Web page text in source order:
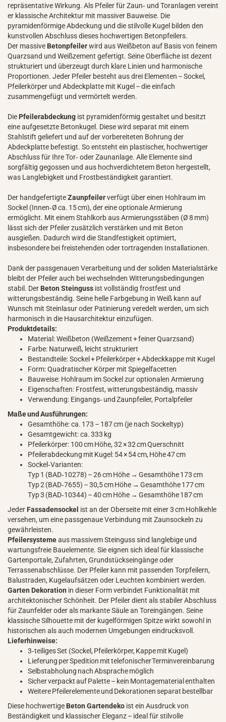
repräsentative Wirkung. Als Pfeiler für Zaun‑ und Toranlagen vereint
er klassische Architektur mit massiver Bauweise. Die
pyramidenförmige Abdeckung und die stilvolle Kugel bilden den
kunstvollen Abschluss dieses hochwertigen Betonpfeilers.
Der massive Betonpfeilerwird aus Weißbeton auf Basis von feinem
Quarzsand und Weißzement gefertigt. Seine Oberfläche ist dezent
strukturiert und überzeugt durch klare Linien und harmonische
Proportionen. Jeder Pfeiler besteht aus drei Elementen – Sockel,
Pfeilerkörper und Abdeckplatte mit Kugel – die einfach
zusammengefügt und vermörtelt werden.
Die Pfeilerabdeckung ist pyramidenförmig gestaltet und besitzt
eine aufgesetzte Betonkugel. Diese wird separat mit einem
Stahlstift geliefert und auf der vorbereiteten Bohrung der
Abdeckplatte befestigt. So entsteht ein plastischer, hochwertiger
Abschluss für Ihre Tor‑ oder Zaunanlage. Alle Elemente sind
sorgfältig gegossen und aus hochverdichtetem Beton hergestellt,
was Langlebigkeit und Frostbeständigkeit garantiert.
Der handgefertigteZaunpfeilerverfügt über einen Hohlraum im
Sockel (Innen‑Ø ca. 15 cm), der eine optionale Armierung
ermöglicht. Mit einem Stahlkorb aus Armierungsstäben (Ø 8 mm)
lässt sich der Pfeiler zusätzlich verstärken und mit Beton
ausgießen. Dadurch wird die Standfestigkeit optimiert,
insbesondere bei freistehenden oder tortragenden Installationen.
Dank der passgenauen Verarbeitung und der soliden Materialstärke
bleibt der Pfeiler auch bei wechselnden Witterungsbedingungen
stabil. Der Beton Steinguss ist vollständig frostfest und
witterungsbeständig. Seine helle Farbgebung in Weiß kann auf
Wunsch mit Steinlasur oder Patinierung veredelt werden, um sich
harmonisch in die Hausarchitektur einzufügen.
Produktdetails:
Material: Weißbeton (Weißzement + feiner Quarzsand)
Farbe: Naturweiß, leicht strukturiert
Bestandteile: Sockel + Pfeilerkörper + Abdeckkappe mit Kugel
Form: Quadratischer Körper mit Spiegelfacetten
Bauweise: Hohlraum im Sockel zur optionalen Armierung
Eigenschaften: Frostfest, witterungsbeständig, massiv
Verwendung: Eingangs‑ und Zaunpfeiler, Portalpfeiler
Maße und Ausführungen:
Gesamthöhe: ca. 173 – 187 cm (je nach Sockeltyp)
Gesamtgewicht: ca. 333 kg
Pfeilerkörper: 100 cm Höhe, 32 × 32 cm Querschnitt
Pfeilerabdeckung mit Kugel: 54 × 54 cm, Höhe 47 cm
Sockel‑Varianten:
Typ 1 (BAD‑10278) – 26 cm Höhe → Gesamthöhe 173 cm
Typ 2 (BAD‑7655) – 30,5 cm Höhe → Gesamthöhe 177 cm
Typ 3 (BAD‑10344) – 40 cm Höhe → Gesamthöhe 187 cm
Jeder Fassadensockel ist an der Oberseite mit einer 3 cm Hohlkehle
versehen, um eine passgenaue Verbindung mit Zaunsockeln zu
gewährleisten.
Pfeilersystemeaus massivem Steinguss sind langlebige und
wartungsfreie Bauelemente. Sie eignen sich ideal für klassische
Gartenportale, Zufahrten, Grundstückseingänge oder
Terrassenabschlüsse. Der Pfeiler kann mit passenden Torpfeilern,
Balustraden, Kugelaufsätzen oder Leuchten kombiniert werden.
Garten Dekoration in dieser Form verbindet Funktionalität mit
architektonischer Schönheit. Der Pfeiler dient als stabiler Abschluss
für Zaunfelder oder als markante Säule an Toreingängen. Seine
klassische Silhouette mit der kugelförmigen Spitze wirkt sowohl in
historischen als auch modernen Umgebungen eindrucksvoll.
Lieferhinweise:
3‑teiliges Set (Sockel, Pfeilerkörper, Kappe mit Kugel)
Lieferung per Spedition mit telefonischer Terminvereinbarung
Selbstabholung nach Absprache möglich
Sicher verpackt auf Palette – kein Montagematerial enthalten
Weitere Pfeilerelemente und Dekorationen separat bestellbar
Diese hochwertige Beton Gartendeko ist ein Ausdruck von
Beständigkeit und klassischer Eleganz – ideal für stilvolle